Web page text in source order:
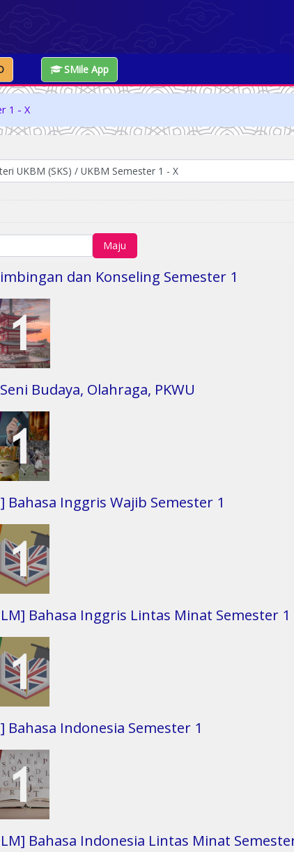
SMile App
1 - X
Maju
dan Konseling Semester 1
Budaya, Olahraga, PKWU
Bahasa Inggris Wajib Semester 1
Bahasa Inggris Lintas Minat Semester 1
Bahasa Indonesia Semester 1
Bahasa Indonesia Lintas Minat